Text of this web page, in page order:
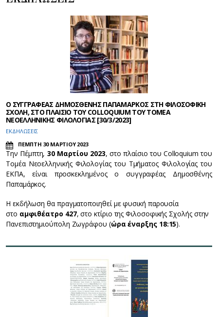
Ο ΣΥΓΓΡΑΦΕΑΣ ΔΗΜΟΣΘΕΝΗΣ ΠΑΠΑΜΑΡΚΟΣ ΣΤΗ ΦΙΛΟΣΟΦΙΚΗ
ΣΧΟΛΗ, ΣΤΟ ΠΛΑΙΣΙΟ ΤΟΥ COLLOQUIUM ΤΟΥ ΤΟΜΕΑ
ΝΕΟΕΛΛΗΝΙΚΗΣ ΦΙΛΟΛΟΓΙΑΣ [30/3/2023]
ΕΚΔΗΛΩΣΕΙΣ
ΠΕΜΠΤΗ 30 ΜΑΡΤΙΟΥ 2023
Την Πέμπτη, 30 Μαρτίου 2023, στο πλαίσιο του Colloquium του
Τομέα Νεοελληνικής Φιλολογίας του Τμήματος Φιλολογίας του
ΕΚΠΑ, είναι προσκεκλημένος ο συγγραφέας Δημοσθένης
Παπαμάρκος.
Η εκδήλωση θα πραγματοποιηθεί με φυσική παρουσία
στο αμφιθέατρο 427, στο κτίριο της Φιλοσοφικής Σχολής στην
Πανεπιστημιούπολη Ζωγράφου (ώρα έναρξης 18:15).